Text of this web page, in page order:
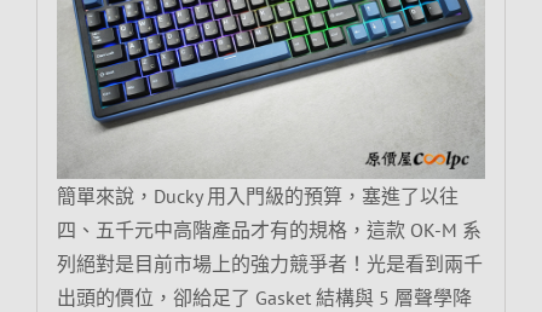
簡單來說，Ducky 用入門級的預算，塞進了以往
四、五千元中高階產品才有的規格，這款 OK-M 系
列絕對是目前市場上的強力競爭者！光是看到兩千
出頭的價位，卻給足了 Gasket 結構與 5 層聲學降